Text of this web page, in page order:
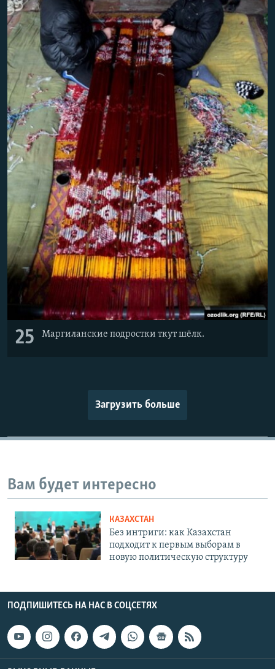
25 Маргиланские подростки ткут шёлк.
Загрузить больше
Вам будет интересно
КАЗАХСТАН
Без интриги: как Казахстан
подходит к первым выборам в
новую политическую структуру
ПОДПИШИТЕСЬ НА НАС В СОЦСЕТЯХ